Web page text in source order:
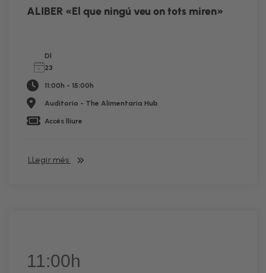
ALIBER «El que ningú veu on tots miren»
Dl
23
11:00h - 15:00h
Auditorio - The Alimentaria Hub
Accés lliure
LLegir més
11:00h